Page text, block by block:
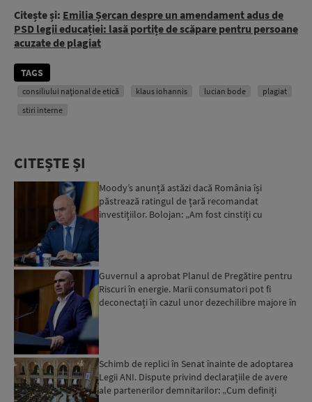
Citește și: Emilia Șercan despre un amendament adus de
PSD legii educației: lasă portițe de scăpare pentru persoane
acuzate de plagiat
TAGS
consiliului național de etică klaus iohannis lucian bode
plagiat
stiri interne
CITEȘTE ȘI
Moody’s anunță astăzi dacă România își
păstrează ratingul de țară recomandat
investițiilor. Bolojan: „Am fost cinstiți cu
Guvernul a aprobat Planul de Pregătire pentru
Riscuri în energie. Marii consumatori pot fi
deconectați în cazul unor dezechilibre majore în
Schimb de replici în Senat înainte de adoptarea
Legii ANI. Dispute privind declarațiile de avere
ale partenerilor demnitarilor: „Cum definiți